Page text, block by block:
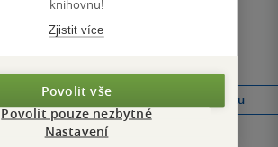
hvězdiček
pevná vazba
Běžně329 Kč
Do košíku
Běžně299 Kč
Do košíku
knihovnu!
Zjistit více
Povolit vše
Povolit pouze nezbytné
Nastavení